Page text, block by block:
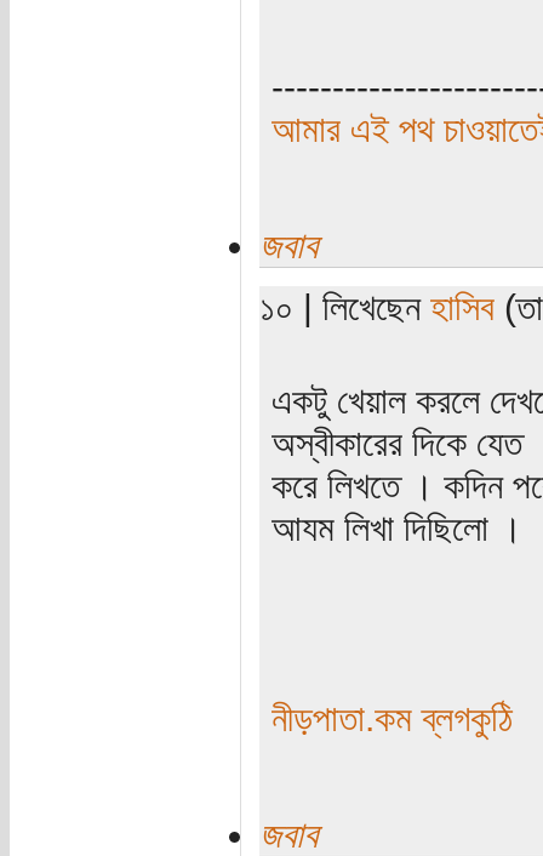
আমার এই পথ
জবাব
১০ | লিখেছেন হাসিব
একটু খেয়াল করলে
অস্বীকারের দিকে যেত
করে লিখতে । কদিন
আযম লিখা দিছিলো ।
নীড়পাতা.কম ব্লগকুঠি
জবাব